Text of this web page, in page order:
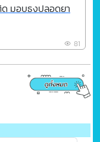
ด มอบธงปลอดยา
81